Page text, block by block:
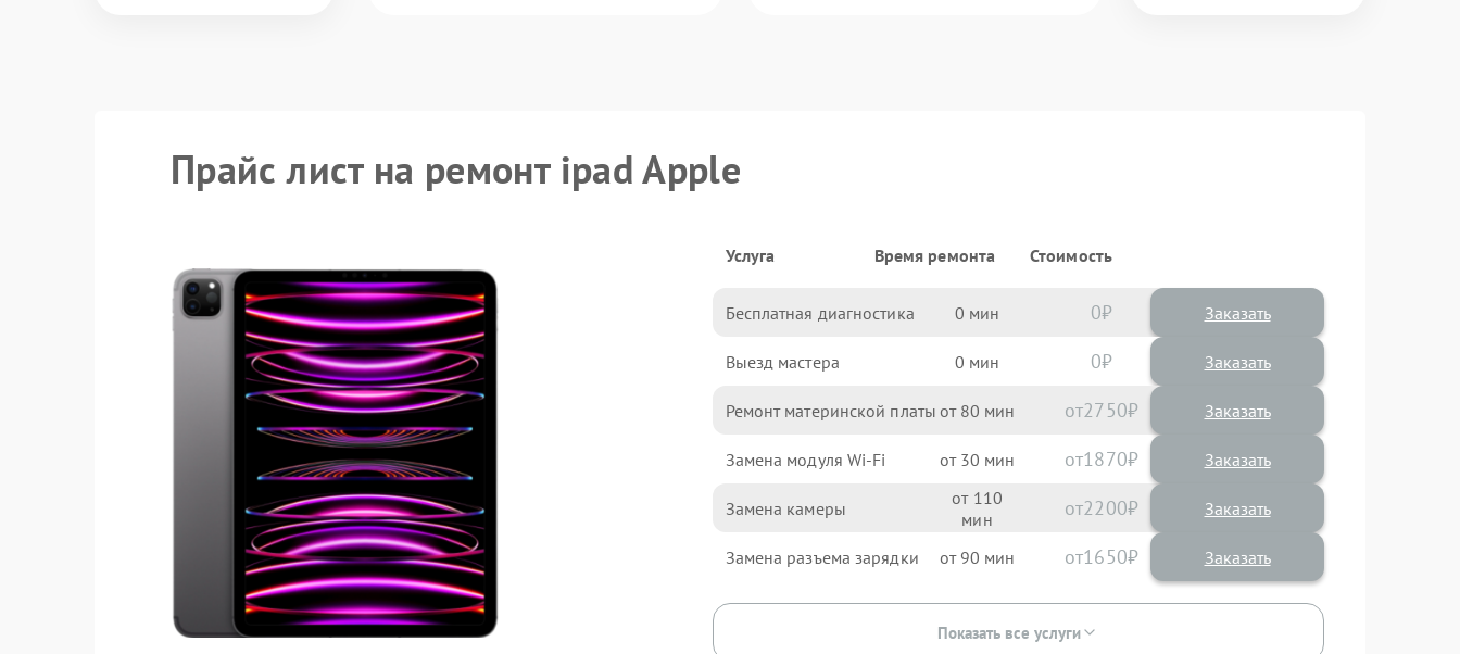
Прайс лист на ремонт ipad Apple
Услуга Время ремонта Стоимость
Бесплатная диагностика 0 0 Заказать
Выезд мастера 0 0 Заказать
Ремонт материнской платы 80 2750
Замена модуля Wi-Fi 30 1870
Замена камеры 110 2200
Замена разъема зарядки 90 1650
Показать все услуги